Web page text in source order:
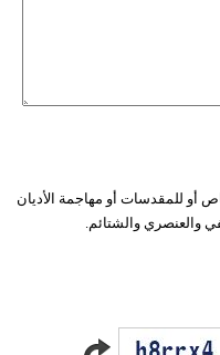
أو للمقدسات أو مهاجمة الأديان
والعنصري والشتائم.